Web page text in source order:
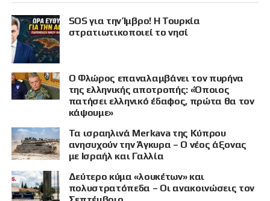
SOS για την Ίμβρο! Η Τουρκία
στρατιωτικοποιεί το νησί
Ο Φλώρος επαναλαμβάνει τον πυρήνα
της ελληνικής αποτροπής: «Όποιος
πατήσει ελληνικό έδαφος, πρώτα θα τον
κάψουμε»
Τα ισραηλινά Merkava της Κύπρου
ανησυχούν την Άγκυρα – Ο νέος άξονας
με Ισραήλ και Γαλλία
Δεύτερο κύμα «λουκέτων» και
πολυστρατόπεδα – Οι ανακοινώσεις τον